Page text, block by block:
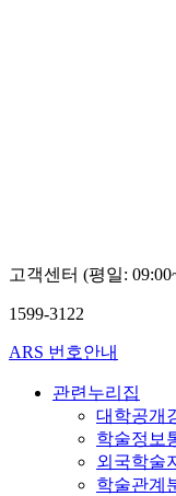
고객센터 (평일:
1599-3122
ARS 번호안내
관련누리집
대학공개
학술정보
외국학술
학술관계